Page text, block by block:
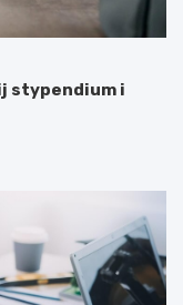
stypendium i